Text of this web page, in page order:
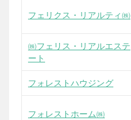
フェリクス・リアルティ㈱
㈱フェリス・リアルエステ
ート
フォレストハウジング
フォレストホーム㈱